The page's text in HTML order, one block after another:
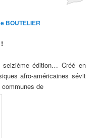
BOUTELIER
édition… Créé en
afro-américaines sévit
de